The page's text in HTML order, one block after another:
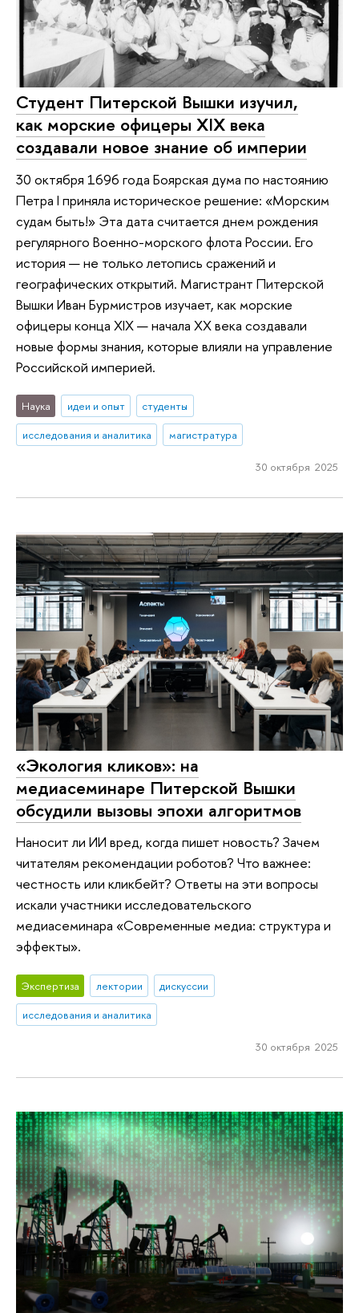
Студент Питерской Вышки изучил,
как морские офицеры XIX века
создавали новое знание об империи
30 октября 1696 года Боярская дума по настоянию
Петра I приняла историческое решение: «Морским
судам быть!» Эта дата считается днем рождения
регулярного Военно-морского флота России. Его
история — не только летопись сражений и
географических открытий. Магистрант Питерской
Вышки Иван Бурмистров изучает, как морские
офицеры конца XIX — начала XX века создавали
новые формы знания, которые влияли на управление
Российской империей.
Наука идеи и опыт
студенты
исследования и аналитика
магистратура
30 октября 2025
«Экология кликов»: на
медиасеминаре Питерской Вышки
обсудили вызовы эпохи алгоритмов
Наносит ли ИИ вред, когда пишет новость? Зачем
читателям рекомендации роботов? Что важнее:
честность или кликбейт? Ответы на эти вопросы
искали участники исследовательского
медиасеминара «Современные медиа: структура и
эффекты».
Экспертиза лектории
дискуссии
исследования и аналитика
30 октября 2025